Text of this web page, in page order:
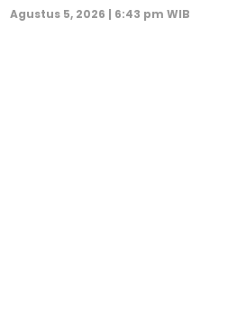
Agustus 5, 2026 | 6:43 pm WIB